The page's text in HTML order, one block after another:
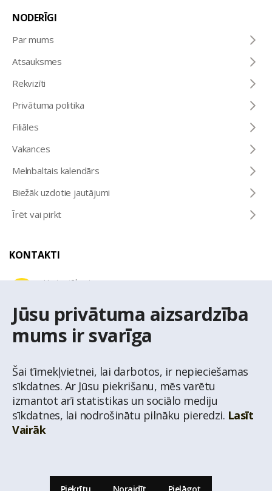
Jūsu privātuma aizsardzība
mums ir svarīga
Šai tīmekļvietnei, lai darbotos, ir nepieciešamas
sīkdatnes. Ar Jūsu piekrišanu, mēs varētu
izmantot arī statistikas un sociālo mediju
sīkdatnes, lai nodrošinātu pilnāku pieredzi. Lasīt
Vairāk
© Nekustamo īpašumu aģentūra Latio.
NODERĪGI
Par mums
Atsauksmes
Rekvizīti
Privātuma politika
Filiāles
Vakances
Melnbaltais kalendārs
Biežāk uzdotie jautājumi
Īrēt vai pirkt
KONTAKTI
Uzziņu tālrunis
E-pasta adrese
latio@latio.lv